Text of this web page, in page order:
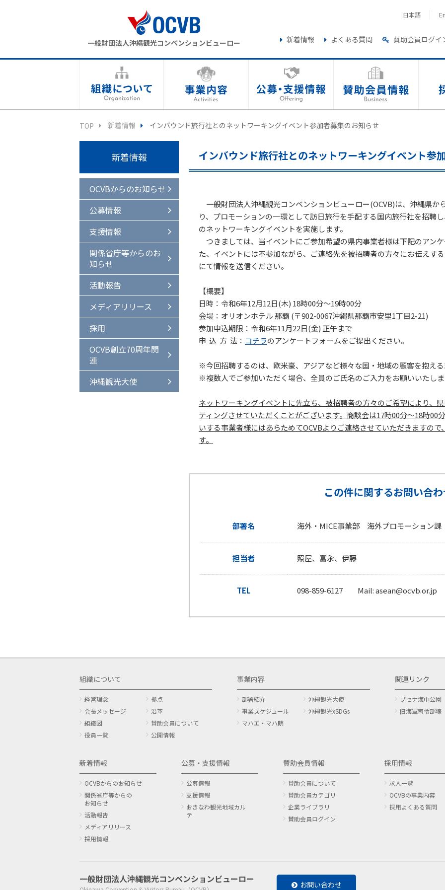
一般財団法人沖縄観光コンベンションビューロー
日本語
新着情報 よくある質問 賛助会員ログイ
TOP 新着情報 インバウンド旅行社とのネットワーキングイベント参加者募集のお知らせ
インバウンド旅行社とのネットワーキングイベント参
一般財団法人沖縄観光コンベンションビューロー(OCVB)は、沖縄県か
り、プロモーションの一環として訪日旅行を手配する国内旅行社を招聘
のネットワーキングイベントを実施します。
つきましては、当イベントにご参加希望の県内事業者様は下記のアン
た、イベントには不参加ながら、ご連絡先を被招聘者の方々にお伝えす
にて情報を送信ください。
【概要】
日時：令和6年12月12日(木) 18時00分～19時00分
会場：オリオンホテル 那覇 (〒902-0067沖縄県那覇市安里1丁目2-21)
参加申込期限：令和6年11月22日(金) 正午まで
申 込 方 法： コチラのアンケートフォームをご提出ください。
※今回招聘するのは、欧米豪、アジアなど様々な国・地域の顧客を抱え
※複数人でご参加いただく場合、全員のご氏名のご入力をお願いいたし
ネットワーキングイベントに先立ち、被招聘者の方々のご希望により、
ティングさせていただくことがございます。商談会は17時00分～18時00
いする事業者様にはあらためてOCVBよりご連絡させていただきますの
す。
この件に関するお問い合
部署名 海外・MICE事業部 海外プロモーション課
担当者 照屋、富永、伊藤
TEL 098-859-6127 Mail: asean@ocvb.or.jp
新着情報
OCVBからのお知らせ
公募情報
支援情報
関係省庁等からのお
知らせ
活動報告
メディアリリース
採用
OCVB創立70周年関
連
沖縄観光大使
組織について
経営理念
会長メッセージ
組織図
役員一覧
拠点
沿革
賛助会員について
公開情報
事業内容
部署紹介
事業スケジュール
マハエ・マハ朗
沖縄観光大使
沖縄観光xSDGs
関連リンク
ブセナ海中公園
旧海軍司令部壕
新着情報
OCVBからのお知らせ
関係省庁等からの
お知らせ
活動報告
メディアリリース
採用情報
公募・支援情報
公募情報
支援情報
おきなわ観光地域カル
テ
賛助会員情報
賛助会員について
賛助会員カテゴリ
企業ライブラリ
賛助会員ログイン
採用情報
求人一覧
OCVBの事業内容
採用よくある質問
一般財団法人沖縄観光コンベンションビューロー お問い合わせ